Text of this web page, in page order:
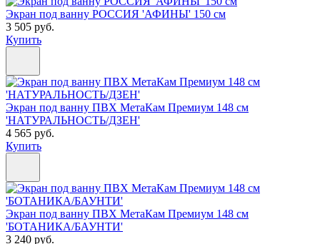
Экран под ванну РОССИЯ 'АФИНЫ' 150 см
3 505 руб.
Купить
Экран под ванну ПВХ МетаКам Премиум 148 см
'НАТУРАЛЬНОСТЬ/ДЗЕН'
4 565 руб.
Купить
Экран под ванну ПВХ МетаКам Премиум 148 см
'БОТАНИКА/БАУНТИ'
3 240 руб.